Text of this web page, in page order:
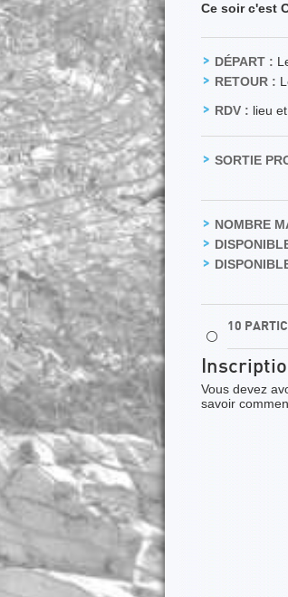
Ce soir c'est
DÉPART :
RETOUR :
RDV : lieu
SORTIE
NOMBRE
⚪
10
Vous devez
savoir